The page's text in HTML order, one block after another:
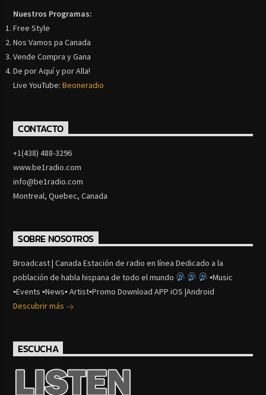
Nuestros Programas:
Free Style
Nos Vamos pa Canada
Vende Compra y Gana
De por Aquí y por Alla!
Live YouTube:Beoneradio
CONTACTO
+1(438) 488-3296
www.be1radio.com
info@be1radio.com
Montreal, Quebec, Canada
SOBRE NOSOTROS
Broadcast | Canada Estación de radio en línea Dedicado a la
población de habla hispana de todo el mundo
▪Music
▪Events ▪News▪ Artist▪Promo Download APP iOS |Android
Descubrir más
ESCUCHA